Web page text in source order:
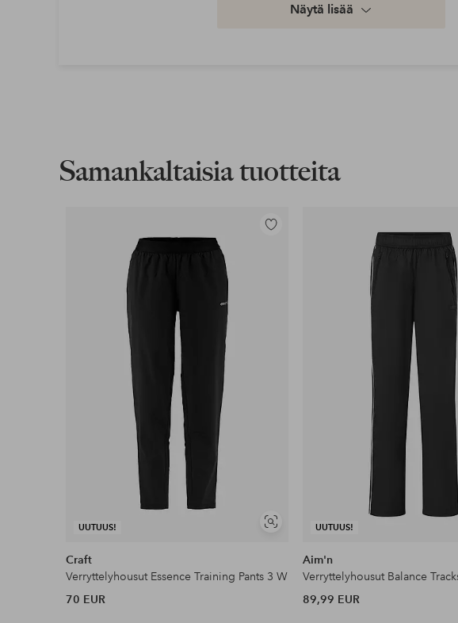
Lasku & Tili
Edullisimmat maksutapamme
Lue lisää
Näytä lisää
Samankaltaisia tuotteita
UUTUUS!
Näytä
Lisää
Craft
Verryttelyhousut Essence Training Pants 3 W
70 EUR
UUTUUS!
Aim'n
Verryttelyhousut Balance
89,99 EUR